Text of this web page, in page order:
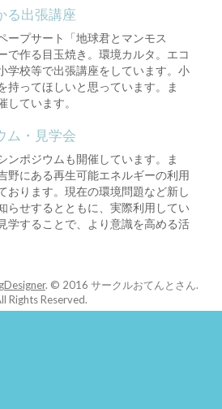
る出張講座
ープサート「地球君とマンモス
で作る目玉焼き。環境カルタ。エコ
学校等で出張講座をしています。小
持ってほしいと思っています。ま
しています。
ム・見学会
ンポジウムも開催しています。ま
野にある再生可能エネルギーの利用
おります。現在の環境問題など新し
らせするとともに、実際利用してい
学することで、より意識を高める活
. © 2016 サークルおてんとさん.
Rights Reserved.